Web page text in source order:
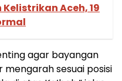
Kelistrikan Aceh, 19
agar bayangan
sesuai posisi